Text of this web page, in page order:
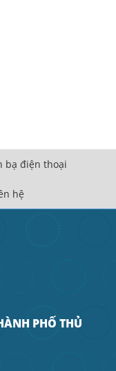
bạ điện thoại
hệ
PHỐ THỦ